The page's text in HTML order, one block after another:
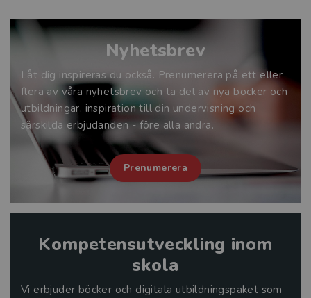
Nyhetsbrev
Låt dig inspireras du också. Prenumerera på ett eller
flera av våra nyhetsbrev och ta del av nya böcker och
utbildningar, inspiration till din undervisning och
särskilda erbjudanden - före alla andra.
Prenumerera
Kompetensutveckling inom
skola
Vi erbjuder böcker och digitala utbildningspaket som